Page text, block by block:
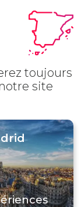
toujours
site